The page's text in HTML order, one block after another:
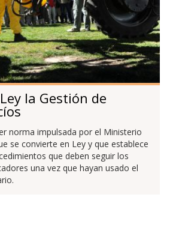
la Gestión de
norma impulsada por el Ministerio
se convierte en Ley y que establece
que deben seguir los
una vez que hayan usado el